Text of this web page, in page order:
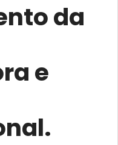
da
e